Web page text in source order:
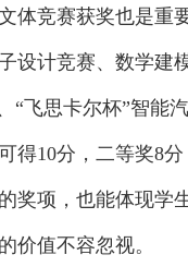
竞赛获奖也是重要
设计竞赛、数学建
“飞思卡尔杯”智能
得10分，二等奖8分
奖项，也能体现学
价值不容忽视。